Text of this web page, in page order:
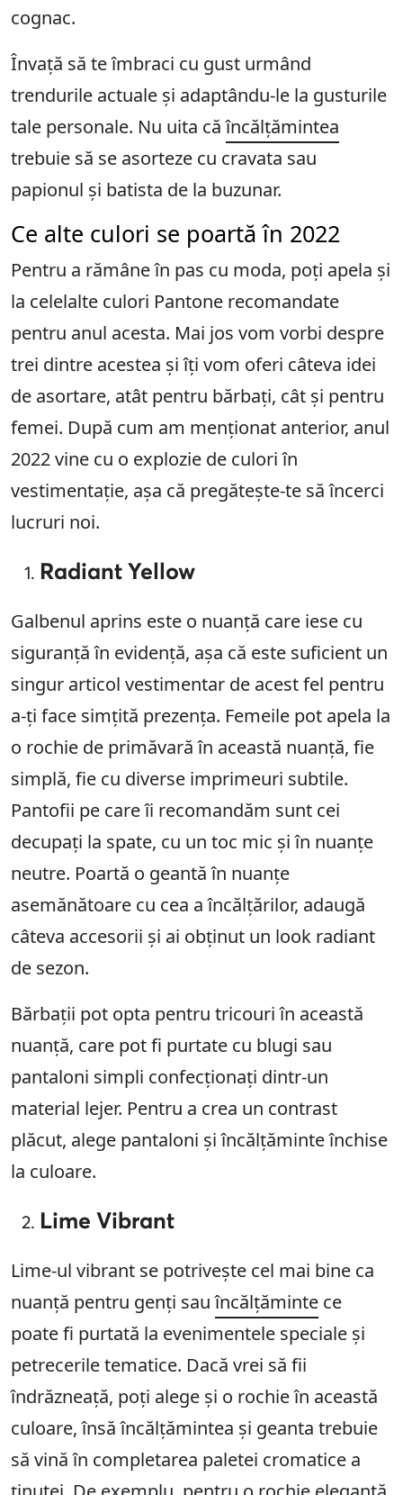
cognac.
Învață să te îmbraci cu gust urmând
trendurile actuale și adaptându-le la gusturile
tale personale. Nu uita căîncălțămintea
trebuie să se asorteze cu cravata sau
papionul și batista de la buzunar.
Ce alte culori se poartă în 2022
Pentru a rămâne în pas cu moda, poți apela și
la celelalte culori Pantone recomandate
pentru anul acesta. Mai jos vom vorbi despre
trei dintre acestea și îți vom oferi câteva idei
de asortare, atât pentru bărbați, cât și pentru
femei. După cum am menționat anterior, anul
2022 vine cu o explozie de culori în
vestimentație, așa că pregătește-te să încerci
lucruri noi.
Radiant Yellow
Galbenul aprins este o nuanță care iese cu
siguranță în evidență, așa că este suficient un
singur articol vestimentar de acest fel pentru
a-ți face simțită prezența. Femeile pot apela la
o rochie de primăvară în această nuanță, fie
simplă, fie cu diverse imprimeuri subtile.
Pantofii pe care îi recomandăm sunt cei
decupați la spate, cu un toc mic și în nuanțe
neutre. Poartă o geantă în nuanțe
asemănătoare cu cea a încălțărilor, adaugă
câteva accesorii și ai obținut un look radiant
de sezon.
Bărbații pot opta pentru tricouri în această
nuanță, care pot fi purtate cu blugi sau
pantaloni simpli confecționați dintr-un
material lejer. Pentru a crea un contrast
plăcut, alege pantaloni și încălțăminte închise
la culoare.
Lime Vibrant
Lime-ul vibrant se potrivește cel mai bine ca
nuanță pentru genți sauîncălțăminte ce
poate fi purtată la evenimentele speciale și
petrecerile tematice. Dacă vrei să fii
îndrăzneață, poți alege și o rochie în această
culoare, însă încălțămintea și geanta trebuie
să vină în completarea paletei cromatice a